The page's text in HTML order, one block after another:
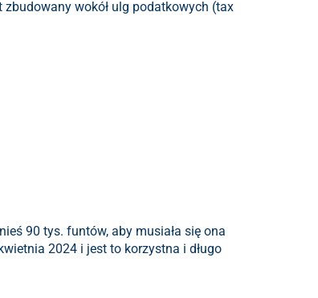
wokół ulg podatkowych (tax
90 tys. funtów, aby musiała się ona
2024 i jest to korzystna i długo